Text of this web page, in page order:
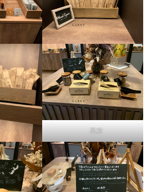
黒糖